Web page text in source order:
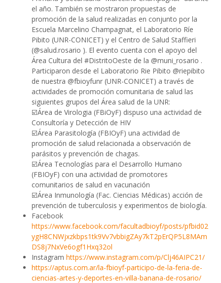
el año. También se mostraron propuestas de
promoción de la salud realizadas en conjunto por la
Escuela Marcelino Champagnat, el Laboratorio Ríe
Pibito (UNR-CONICET) y el Centro de Salud Staffieri
(@salud.rosario ). El evento cuenta con el apoyo del
Área Cultura del #DistritoOeste de la @muni_rosario .
Participaron desde el Laboratorio Rie Pibito @riepibito
de nuestra @fbioyfunr (UNR-CONICET) a través de
actividades de promoción comunitaria de salud las
siguientes grupos del Área salud de la UNR:
☑️Área de Virologia (FBiOyF) dispuso una actividad de
Consultoría y Detección de HIV
☑️Área Parasitología (FBIOyF) una actividad de
promoción de salud relacionada a observación de
parásitos y prevención de chagas.
☑️Área Tecnologías para el Desarrollo Humano
(FBIOyF) con una actividad de promotores
comunitarios de salud en vacunación
☑️Área Inmunología (Fac. Ciencias Médicas) acción de
prevención de tuberculosis y experimentos de biología.
Facebook
https://www.facebook.com/facultadbioyf/posts/pfbid02
ygH8CNWjxzkbps1tk9Vv7vbbigZAy7kT2pErQP5L8MAm
DS8j7NxVe6ogf1Hxq32ol
Instagram https://www.instagram.com/p/Clj46AIPC21/
https://aptus.com.ar/la-fbioyf-participo-de-la-feria-de-
ciencias-artes-y-deportes-en-villa-banana-de-rosario/